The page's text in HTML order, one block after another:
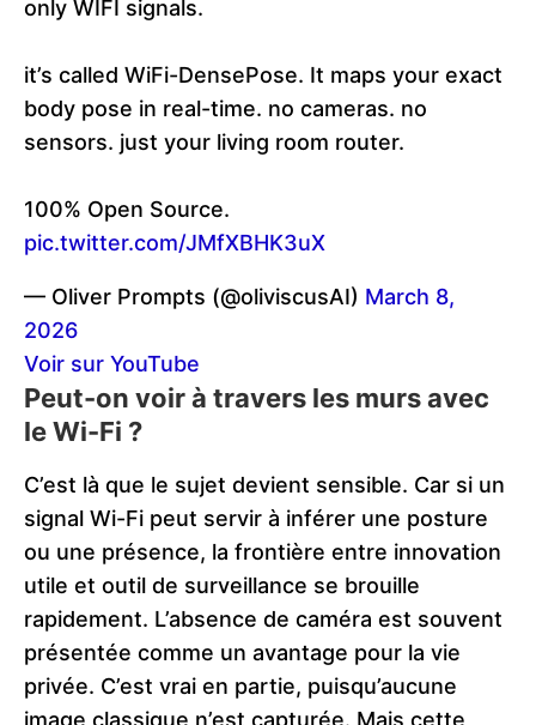
only WIFI signals.
it’s called WiFi-DensePose. It maps your exact
body pose in real-time. no cameras. no
sensors. just your living room router.
100% Open Source.
pic.twitter.com/JMfXBHK3uX
— Oliver Prompts (@oliviscusAI) March 8,
2026
Voir sur YouTube
Peut-on voir à travers les murs avec
le Wi-Fi ?
C’est là que le sujet devient sensible. Car si un
signal Wi-Fi peut servir à inférer une posture
ou une présence, la frontière entre innovation
utile et outil de surveillance se brouille
rapidement. L’absence de caméra est souvent
présentée comme un avantage pour la vie
privée. C’est vrai en partie, puisqu’aucune